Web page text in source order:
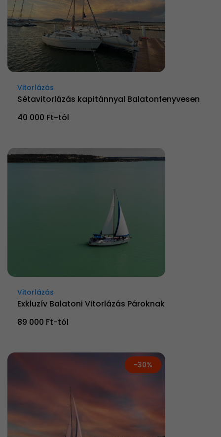
Vitorlázás
Sétavitorlázás kapitánnyal Balatonfenyvesen
40 000 Ft-tól
Vitorlázás
Exkluzív Balatoni Vitorlázás Pároknak
89 000 Ft-tól
-30%